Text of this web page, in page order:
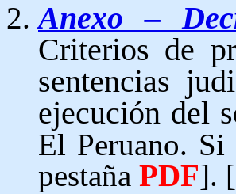
Anexo –
Criterios de
sentencias
ejecución del
El Peruano.
pestaña PDF].